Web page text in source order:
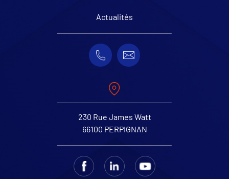
Actualités
230 Rue James Watt
66100 PERPIGNAN